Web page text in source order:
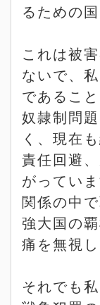
るための
これは被
ないで、
であるこ
奴隷制問
く、現在
責任回避
がってい
関係の中
強大国の
痛を無視し
それでも